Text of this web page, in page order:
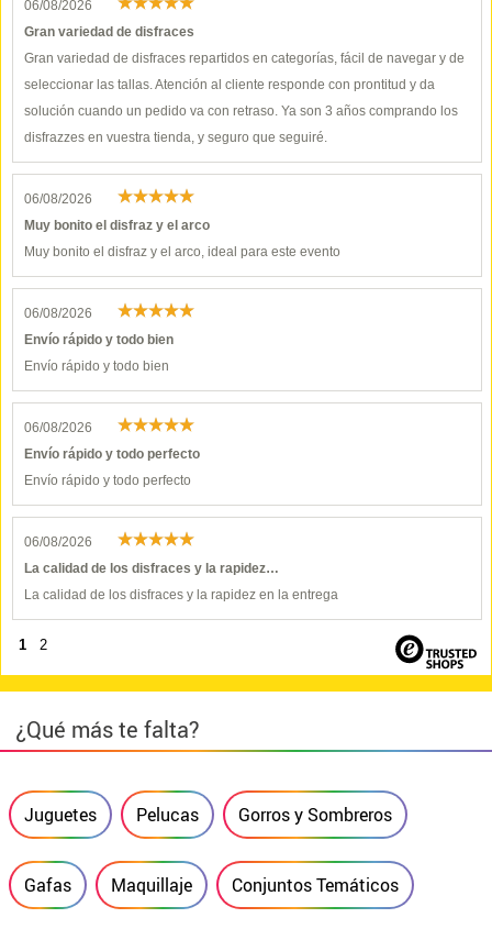
06/08/2026
Gran variedad de disfraces
Gran variedad de disfraces repartidos en categorías, fácil de navegar y de
seleccionar las tallas. Atención al cliente responde con prontitud y da
solución cuando un pedido va con retraso. Ya son 3 años comprando los
disfrazzes en vuestra tienda, y seguro que seguiré.
06/08/2026
Muy bonito el disfraz y el arco
Muy bonito el disfraz y el arco, ideal para este evento
06/08/2026
Envío rápido y todo bien
Envío rápido y todo bien
06/08/2026
Envío rápido y todo perfecto
Envío rápido y todo perfecto
06/08/2026
La calidad de los disfraces y la rapidez…
La calidad de los disfraces y la rapidez en la entrega
1 2
¿Qué más te falta?
Juguetes Pelucas Gorros y Sombreros
Gafas Maquillaje Conjuntos Temáticos